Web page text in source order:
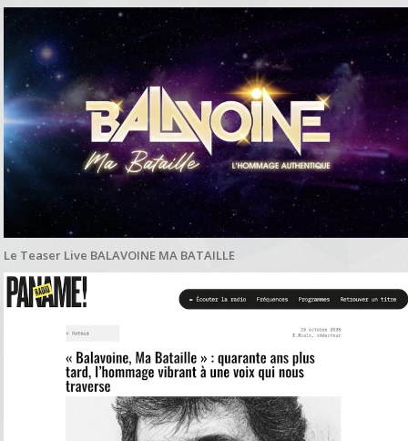
Le Teaser Live BALAVOINE MA BATAILLE